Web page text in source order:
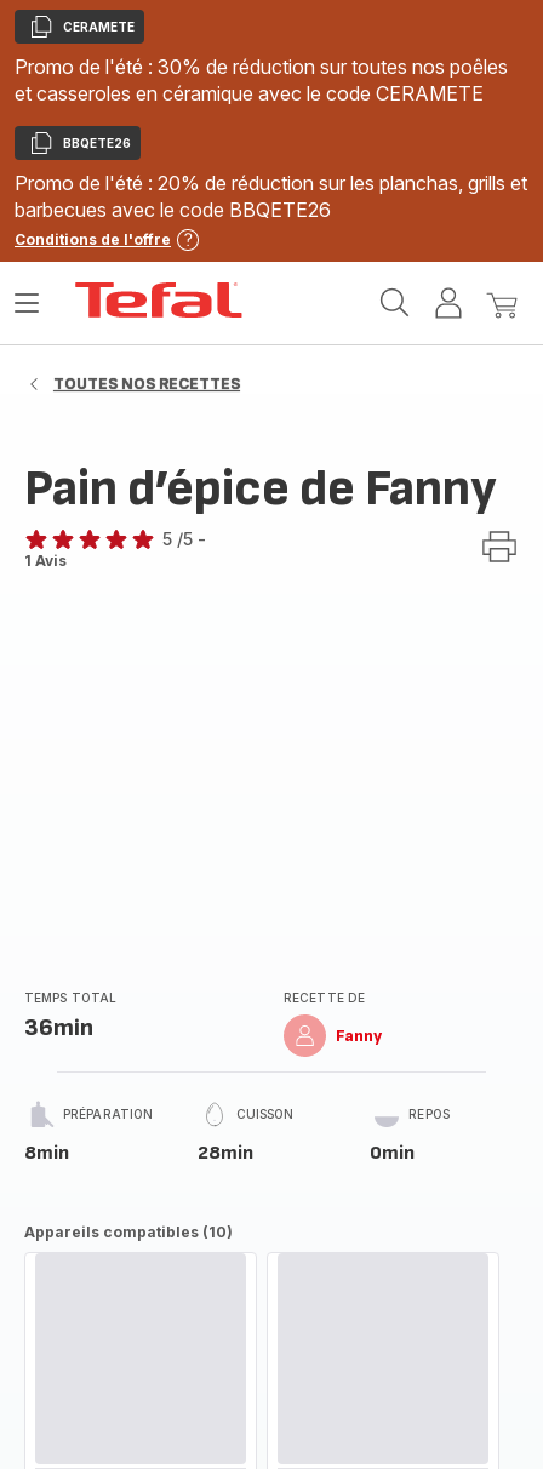
Copier
CERAMETE
Promo de l'été : 30% de réduction sur toutes nos poêles
et casseroles en céramique avec le code CERAMETE
Copier
BBQETE26
Promo de l'été : 20% de réduction sur les planchas, grills et
barbecues avec le code BBQETE26
Conditions de l'offre
MonMon
Ouvrir
TOUTES NOS RECETTES
Pain d’épice de Fanny
Avis
5 /5 -
1 Avis
TEMPS TOTAL
36min
RECETTE DE
Fanny
PRÉPARATION
8min
CUISSON
28min
REPOS
0min
Appareils compatibles (10)